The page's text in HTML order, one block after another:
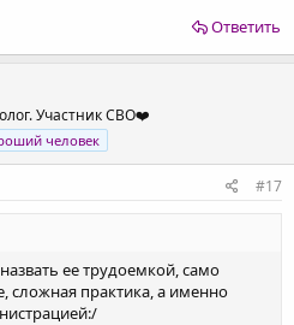
Ответить
Участник СВО❤️
человек
#17
ее трудоемкой, само
сложная практика, а именно